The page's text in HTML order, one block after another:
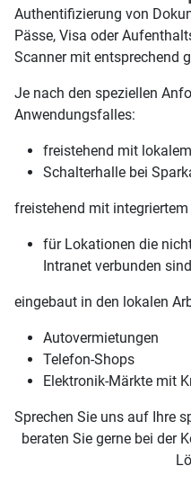
Authentifizierung von
Pässe, Visa oder
Scanner mit entsprechend
Je nach den speziellen
Anwendungsfalles:
freistehend mit
Schalterhalle bei
freistehend mit integriertem
für Lokationen die
Intranet verbunden sind
eingebaut in den lokalen
Autovermietungen
Telefon-Shops
Elektronik-Märkte mit
Sprechen Sie uns auf Ihre
beraten Sie gerne bei der